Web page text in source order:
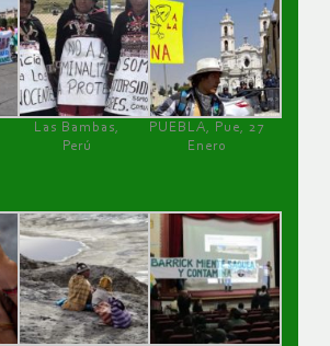
Las Bambas,
Perú
PUEBLA, Pue, 27
Enero